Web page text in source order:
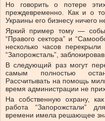
Но говорить о потере
преждевременно. Как и о
Украины его бизнесу ничего
Яркий пример тому —
“Правого сектора” и
несколько часов
“Запорожсталь”,
В следующий раз могут
самым полностью
Рассчитывать на помощь
время администрации не
На собственную охрану,
работа “Запорожстали”
времени имела решающее